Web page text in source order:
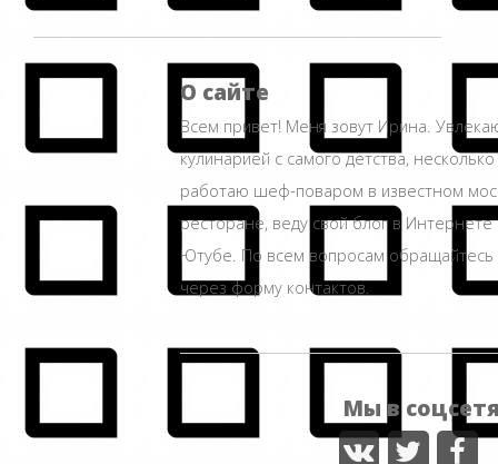
О сайте
Всем привет! Меня зовут Ирина.
кулинарией с самого детства,
работаю шеф-поваром в известном
ресторане, веду свой блог в Интернете
Ютубе. По всем вопросам
через форму контактов.
Мы в